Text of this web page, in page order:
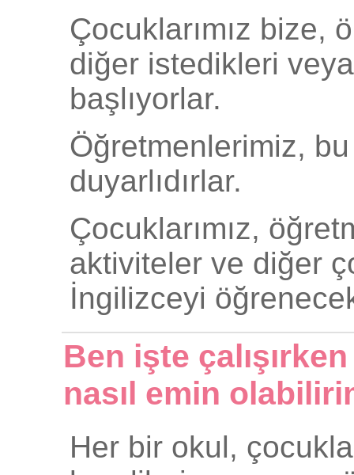
Çocuklarımız bize,
diğer istedikleri
başlıyorlar.
Öğretmenlerimiz,
duyarlıdırlar.
Çocuklarımız,
aktiviteler ve diğer
İngilizceyi
Ben işte
nasıl emin
Her bir okul,